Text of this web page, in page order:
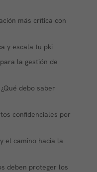
más crítica con
y escala tu pki
la gestión de
debo saber
confidenciales por
el camino hacia la
deben proteger los